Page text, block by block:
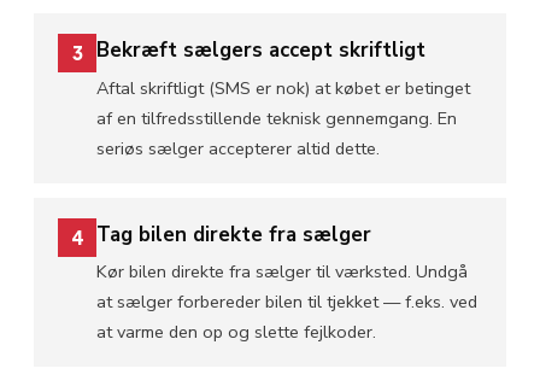
3 Bekræft sælgers accept skriftligt
Aftal skriftligt (SMS er nok) at købet er betinget
af en tilfredsstillende teknisk gennemgang. En
seriøs sælger accepterer altid dette.
4 Tag bilen direkte fra sælger
Kør bilen direkte fra sælger til værksted. Undgå
at sælger forbereder bilen til tjekket — f.eks. ved
at varme den op og slette fejlkoder.